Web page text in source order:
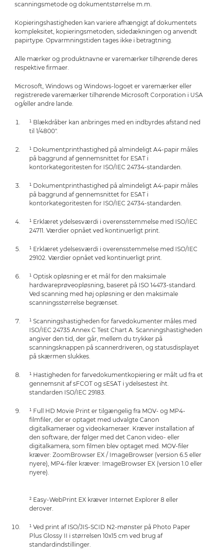
scanningsmetode og dokumentstørrelse m.m.
Kopieringshastigheden kan variere afhængigt af dokumentets
kompleksitet, kopieringsmetoden, sidedækningen og anvendt
papirtype. Opvarmningstiden tages ikke i betragtning.
Alle mærker og produktnavne er varemærker tilhørende deres
respektive firmaer.
Microsoft, Windows og Windows-logoet er varemærker eller
registrerede varemærker tilhørende Microsoft Corporation i USA
og/eller andre lande.
¹ Blækdråber kan anbringes med en indbyrdes afstand ned
til 1/4800".
¹ Dokumentprinthastighed på almindeligt A4-papir måles
på baggrund af gennemsnittet for ESAT i
kontorkategoritesten for ISO/IEC 24734-standarden.
¹ Dokumentprinthastighed på almindeligt A4-papir måles
på baggrund af gennemsnittet for ESAT i
kontorkategoritesten for ISO/IEC 24734-standarden.
¹ Erklæret ydelsesværdi i overensstemmelse med ISO/IEC
24711. Værdier opnået ved kontinuerligt print.
¹ Erklæret ydelsesværdi i overensstemmelse med ISO/IEC
29102. Værdier opnået ved kontinuerligt print.
¹ Optisk opløsning er et mål for den maksimale
hardwareprøveopløsning, baseret på ISO 14473-standard.
Ved scanning med høj opløsning er den maksimale
scanningsstørrelse begrænset.
¹ Scanningshastigheden for farvedokumenter måles med
ISO/IEC 24735 Annex C Test Chart A. Scanningshastigheden
angiver den tid, der går, mellem du trykker på
scanningsknappen på scannerdriveren, og statusdisplayet
på skærmen slukkes.
¹ Hastigheden for farvedokumentkopiering er målt ud fra et
gennemsnit af sFCOT og sESAT i ydelsestest iht.
standarden ISO/IEC 29183.
¹ Full HD Movie Print er tilgængelig fra MOV- og MP4-
filmfiler, der er optaget med udvalgte Canon
digitalkameraer og videokameraer. Kræver installation af
den software, der følger med det Canon video- eller
digitalkamera, som filmen blev optaget med. MOV-filer
kræver: ZoomBrowser EX / ImageBrowser (version 6.5 eller
nyere), MP4-filer kræver: ImageBrowser EX (version 1.0 eller
nyere).
² Easy-WebPrint EX kræver Internet Explorer 8 eller
derover.
¹ Ved print af ISO/JIS-SCID N2-mønster på Photo Paper
Plus Glossy II i størrelsen 10x15 cm ved brug af
standardindstillinger.